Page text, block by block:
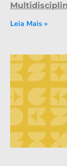
Leia Mais »